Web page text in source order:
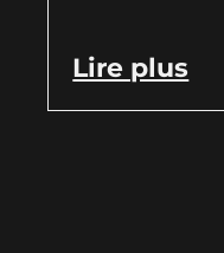
Lire plus